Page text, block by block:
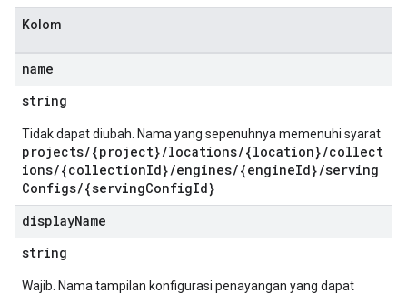
Kolom
name
string
Tidak dapat diubah. Nama yang sepenuhnya memenuhi syarat
projects/{project}/locations/{location}/collect
ions/{collectionId}/engines/{engineId}/serving
Configs/{servingConfigId}
displayName
string
Wajib. Nama tampilan konfigurasi penayangan yang dapat